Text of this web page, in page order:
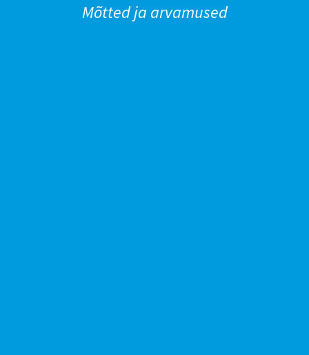
Mõtted ja arvamused